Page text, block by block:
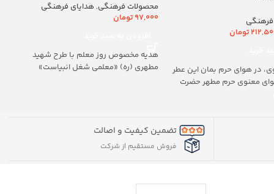
تومان
در هوای حرم بمان این عطر
معنوی حرم مطهر حضرت
محصولات فرهنگی, هدایای فرهنگی
97,000تومان
هدیه مخصوص روز معلم با طرح شهید
مطهری (ره) «معلمی شغل انبیاست»
تضمین کیفیت و اصالت
فروش مستقیم از شرکت